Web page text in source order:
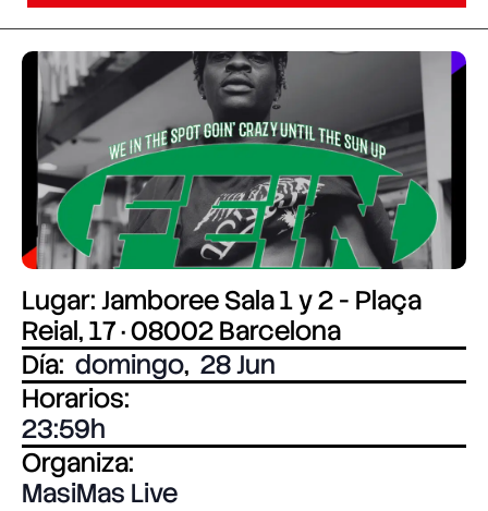
Lugar: Jamboree Sala 1 y 2 - Plaça
Reial, 17 · 08002 Barcelona
Día: domingo, 28 Jun
Horarios:
23:59
Organiza:
MasiMas Live